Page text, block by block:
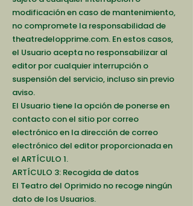
modificación en caso de mantenimiento,
no compromete la responsabilidad de
theatredelopprime.com. En estos casos,
el Usuario acepta no responsabilizar al
editor por cualquier interrupción o
suspensión del servicio, incluso sin previo
aviso.
El Usuario tiene la opción de ponerse en
contacto con el sitio por correo
electrónico en la dirección de correo
electrónico del editor proporcionada en
el ARTÍCULO 1.
ARTÍCULO 3: Recogida de datos
El Teatro del Oprimido no recoge ningún
dato de los Usuarios.